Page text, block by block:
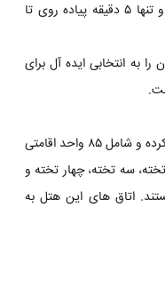
خیابان شیرازی و چهارراه شهدا واقع شده و تنها ۵ دقیقه پیاده روی تا
را به انتخابی ایده آل برای
هتل صحرا مشهد در سال ۱۳۹۳ آغاز به کار کرده و شامل ۸۵ واحد اقامتی
سه تخته، چهار تخته و
اتاق های این هتل به